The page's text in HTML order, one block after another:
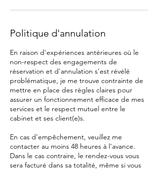
Politique d'annulation
En raison d'expériences antérieures où le
non-respect des engagements de
réservation et d'annulation s'est révélé
problématique, je me trouve contrainte de
mettre en place des règles claires pour
assurer un fonctionnement efficace de mes
services et le respect mutuel entre le
cabinet et ses client(e)s.
En cas d'empêchement, veuillez me
contacter au moins 48 heures à l'avance.
Dans le cas contraire, le rendez-vous vous
sera facturé dans sa totalité, même si vous